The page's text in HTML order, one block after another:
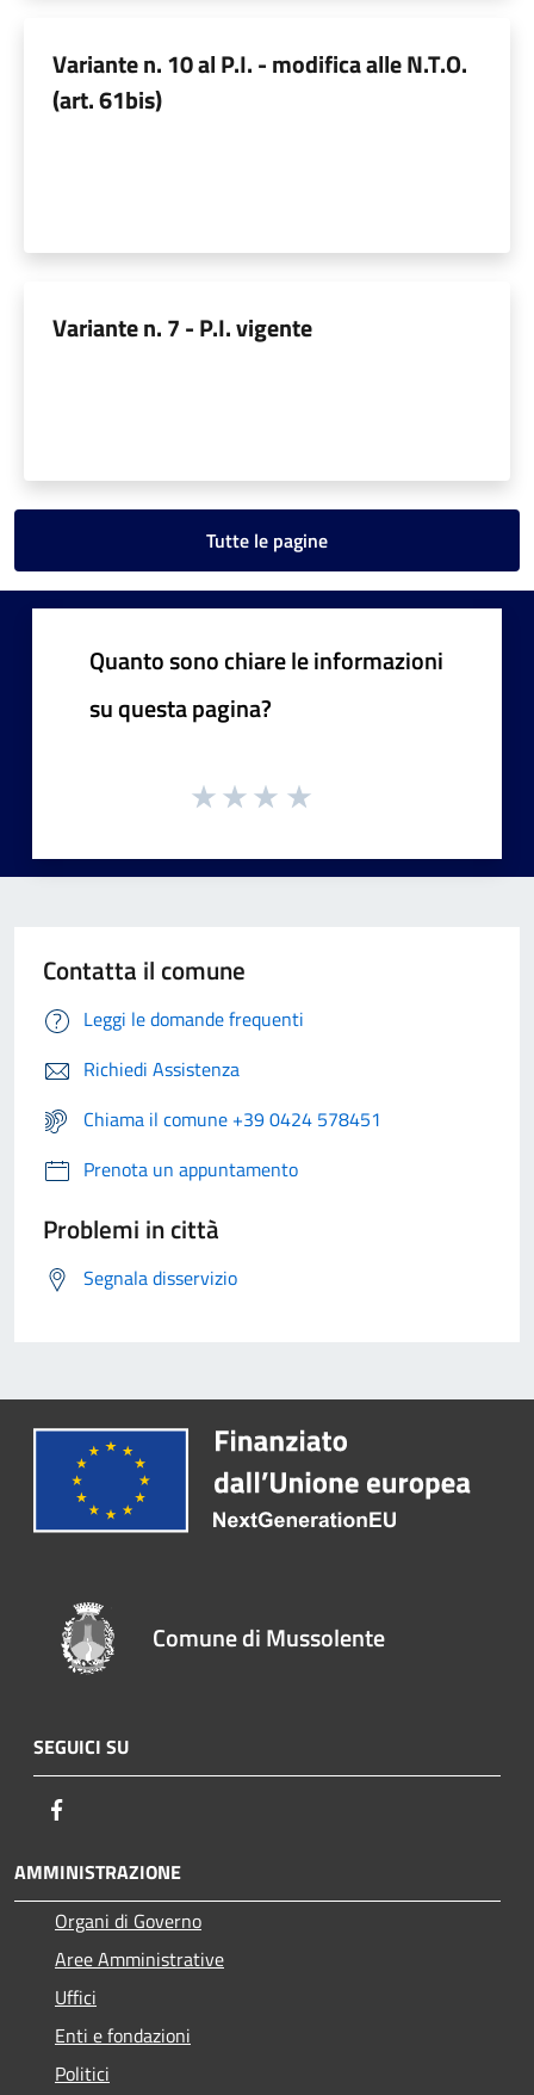
Variante n. 10 al P.I. - modifica alle N.T.O.
(art. 61bis)
Variante n. 7 - P.I. vigente
Tutte le pagine
Quanto sono chiare le informazioni
su questa pagina?
Contatta il comune
Leggi le domande frequenti
Richiedi Assistenza
Chiama il comune +39 0424 578451
Prenota un appuntamento
Problemi in città
Segnala disservizio
Comune di Mussolente
SEGUICI SU
AMMINISTRAZIONE
Organi di Governo
Aree Amministrative
Uffici
Enti e fondazioni
Politici